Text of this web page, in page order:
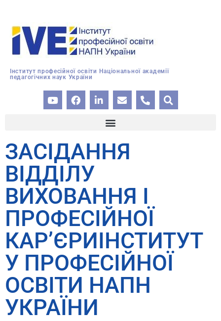
Інститут професійної освіти Національної академії
педагогічних наук України
ЗАСІДАННЯ
ВІДДІЛУ
ВИХОВАННЯ І
ПРОФЕСІЙНОЇ
КАР’ЄРИІНСТИТУТ
У ПРОФЕСІЙНОЇ
ОСВІТИ НАПН
УКРАЇНИ